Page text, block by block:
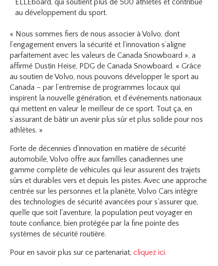
ELLEboard, qui soutient plus de 500 athlètes et contribue
au développement du sport.
« Nous sommes fiers de nous associer à Volvo, dont
l’engagement envers la sécurité et l’innovation s’aligne
parfaitement avec les valeurs de Canada Snowboard », a
affirmé Dustin Heise, PDG de Canada Snowboard. « Grâce
au soutien de Volvo, nous pouvons développer le sport au
Canada – par l’entremise de programmes locaux qui
inspirent la nouvelle génération, et d’événements nationaux
qui mettent en valeur le meilleur de ce sport. Tout ça, en
s’assurant de bâtir un avenir plus sûr et plus solide pour nos
athlètes. »
Forte de décennies d’innovation en matière de sécurité
automobile, Volvo offre aux familles canadiennes une
gamme complète de véhicules qui leur assurent des trajets
sûrs et durables vers et depuis les pistes. Avec une approche
centrée sur les personnes et la planète, Volvo Cars intègre
des technologies de sécurité avancées pour s'assurer que,
quelle que soit l'aventure, la population peut voyager en
toute confiance, bien protégée par la fine pointe des
systèmes de sécurité routière.
Pour en savoir plus sur ce partenariat,cliquez ici.